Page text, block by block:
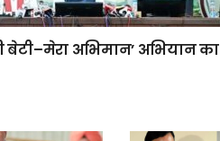
बेटी–मेरा अभिमान’ अभियान का